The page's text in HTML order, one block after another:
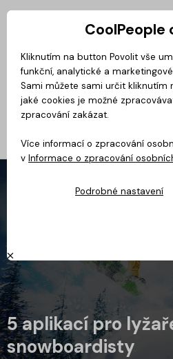
Magazín BusinessClass
5 aplikací pro
snowboardisty
CoolPeople
Kliknutím na button Povolit vše
funkční, analytické a
Sami můžete sami určit kliknutím
jaké cookies je možné
zpracování zakázat.
Více informací o zpracování
v Informace o zpracování
Podrobné nastavení